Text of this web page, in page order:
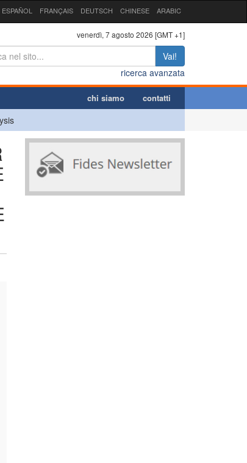
ESPAÑOL FRANÇAIS DEUTSCH CHINESE ARABIC
venerdì, 7 agosto 2026 [GMT +1]
Vai!
ricerca avanzata
chi siamo contatti